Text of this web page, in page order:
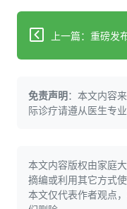
免责声明：本文内容
际诊疗请遵从医生专业
本文内容版权由家庭
摘编或利用其它方式
本文仅代表作者观点